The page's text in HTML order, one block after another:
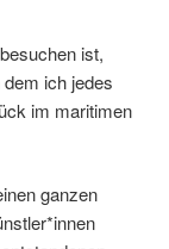
ist,
ich jedes
im maritimen
ganzen